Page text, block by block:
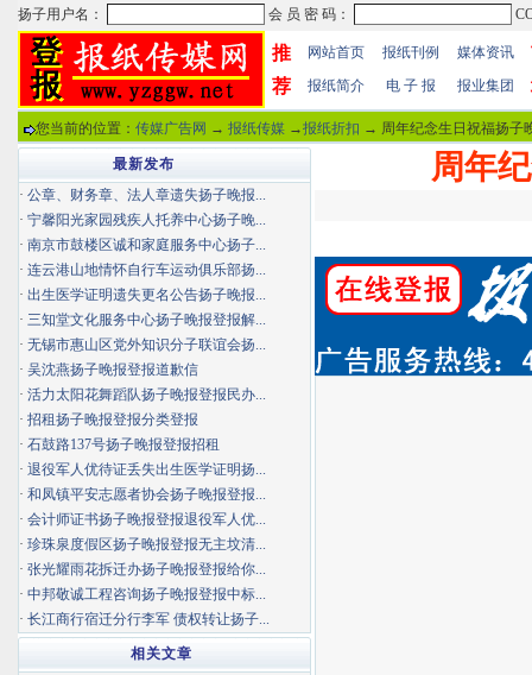
推
荐
网站首页 报纸刊例 媒体资讯
报纸简介 电 子 报 报业集团
您当前的位置： 传媒广告网 → 报纸传媒 →报纸折扣 → 周年纪念生日祝福扬子
周年
最新发布
· 公章、财务章、法人章遗失扬子晚报...
· 宁馨阳光家园残疾人托养中心扬子晚...
· 南京市鼓楼区诚和家庭服务中心扬子...
· 连云港山地情怀自行车运动俱乐部扬...
· 出生医学证明遗失更名公告扬子晚报...
· 三知堂文化服务中心扬子晚报登报解...
· 无锡市惠山区党外知识分子联谊会扬...
· 吴沈燕扬子晚报登报道歉信
· 活力太阳花舞蹈队扬子晚报登报民办...
· 招租扬子晚报登报分类登报
· 石鼓路137号扬子晚报登报招租
· 退役军人优待证丢失出生医学证明扬...
· 和凤镇平安志愿者协会扬子晚报登报...
· 会计师证书扬子晚报登报退役军人优...
· 珍珠泉度假区扬子晚报登报无主坟清...
· 张光耀雨花拆迁办扬子晚报登报给你...
· 中邦敬诚工程咨询扬子晚报登报中标...
· 长江商行宿迁分行李军 债权转让扬子...
相关文章